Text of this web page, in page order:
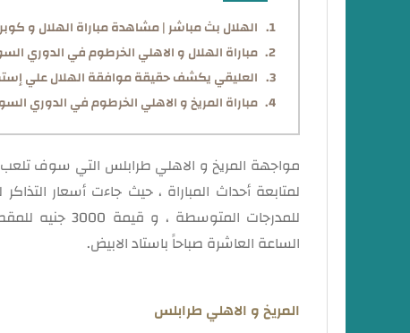
الهلال بث مباشر | مشاهدة مباراة الهلال و
مباراة الهلال و الاهلي الخرطوم في الدوري
العليقي يكشف حقيقة موافقة الهلال علي
مباراة المريخ و الاهلي الخرطوم في الدوري
مواجهة المريخ و الاهلي طرابلس التي سوف
للمدرجات
الساعة العاشرة صباحاً باستاد الابيض.
المريخ و الاهلي طرابلس